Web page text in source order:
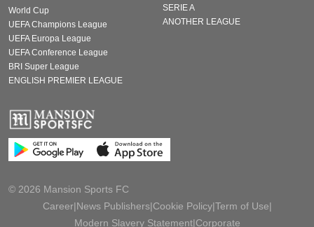
World Cup
UEFA Champions League
UEFA Europa League
UEFA Conference League
BRI Super League
ENGLISH PREMIER LEAGUE
SERIE A
ANOTHER LEAGUE
© 2026 Mansion Sports FC
Career|News Publishers|Cookie Policy|Term of Use|
Modern Slavery Statement|Corporate